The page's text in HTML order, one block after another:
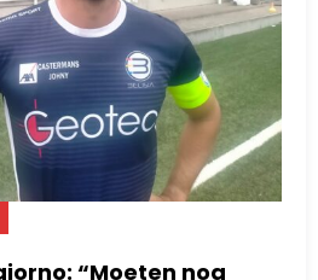
“Moeten nog